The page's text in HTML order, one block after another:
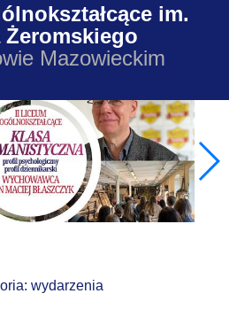
im.
Żeromskiego
Mazowieckim
wydarzenia